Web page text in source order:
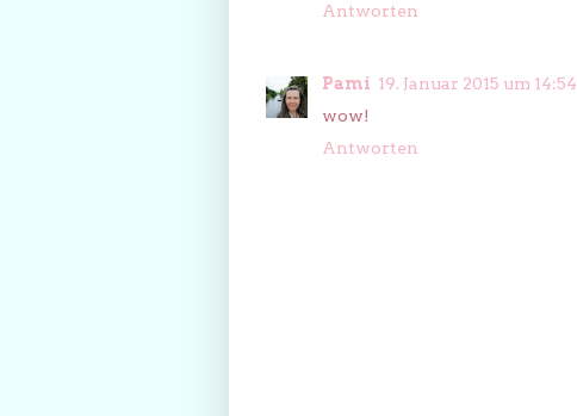
Antworten
Pami 19. Januar 2015 um 14:54
wow!
Antworten